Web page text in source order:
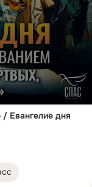
/ Евангелие дня